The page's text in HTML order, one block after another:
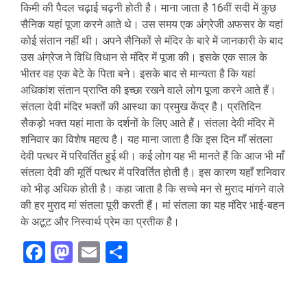
किमी की पैदल चढ़ाई चढ़नी होती है। माना जाता है 16वीं सदी में कुछ
सैनिक यहां पूजा करने आते थे। उस समय एक अंग्रेजी अफसर के यहां
कोई संतान नहीं थी। अपने सैनिकों से मंदिर के बारे में जानकारी के बाद
उस अंग्रेज ने विधि विधान से मंदिर में पूजा की। इसके एक साल के
भीतर वह एक बेटे के पिता बने। इसके बाद से मान्यता है कि यहां
अधिकांश संतान प्राप्ति की इच्छा रखने वाले लोग पूजा करने आते हैं।
संतला देवी मंदिर भक्तों की आस्था का प्रमुख केंद्र है। प्रतिदिन
सैकड़ो भक्त यहां माता के दर्शनों के लिए आते हैं। संतला देवी मंदिर में
शनिवार का विशेष महत्व है। यह माना जाता है कि इस दिन माँ संतला
देवी पत्थर में परिवर्तित हुई थी। कई लोग यह भी मानते हैं कि आज भी माँ
संतला देवी की मूर्ति पत्थर में परिवर्तित होती है। इस कारण यहाँ शनिवार
को भीड़ अधिक होती है। कहा जाता है कि सच्चे मन से मुराद मांगने वाले
की हर मुराद मां संतला पूरी करती हैं। मां संतला का यह मंदिर भाई-बहन
के अटूट और निस्वार्थ प्रेम का प्रतीक है।
Facebook
Mastodon
Email